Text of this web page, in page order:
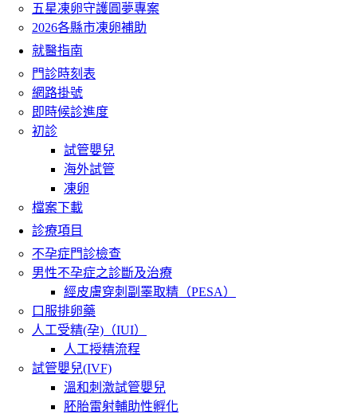
五星凍卵守護圓夢專案
2026各縣市凍卵補助
就醫指南
門診時刻表
網路掛號
即時候診進度
初診
試管嬰兒
海外試管
凍卵
檔案下載
診療項目
不孕症門診檢查
男性不孕症之診斷及治療
經皮膚穿刺副睪取精（PESA）
口服排卵藥
人工受精(孕)（IUI）
人工授精流程
試管嬰兒(IVF)
溫和刺激試管嬰兒
胚胎雷射輔助性孵化